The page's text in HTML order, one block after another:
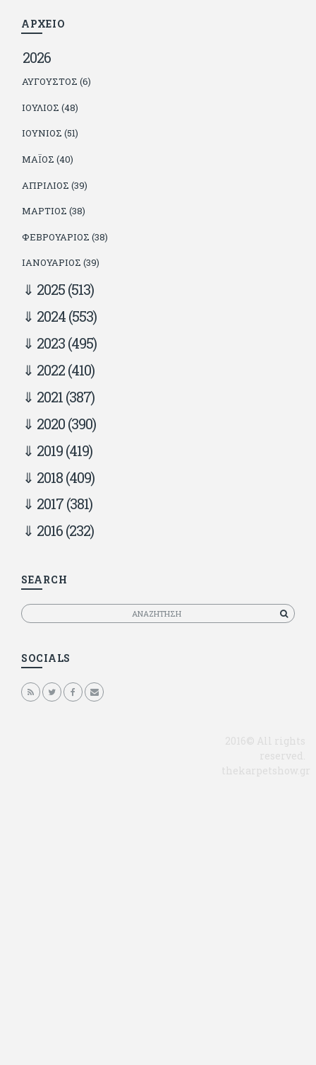
ΑΡΧΕΙΟ
2026
ΑΎΓΟΥΣΤΟΣ (6)
ΙΟΎΛΙΟΣ (48)
ΙΟΎΝΙΟΣ (51)
ΜΆΙΟΣ (40)
ΑΠΡΊΛΙΟΣ (39)
ΜΆΡΤΙΟΣ (38)
ΦΕΒΡΟΥΆΡΙΟΣ (38)
ΙΑΝΟΥΆΡΙΟΣ (39)
2025(513)
2024(553)
2023(495)
2022(410)
2021(387)
2020(390)
2019(419)
2018(409)
2017(381)
2016(232)
SEARCH
Αναζητηση
SOCIALS